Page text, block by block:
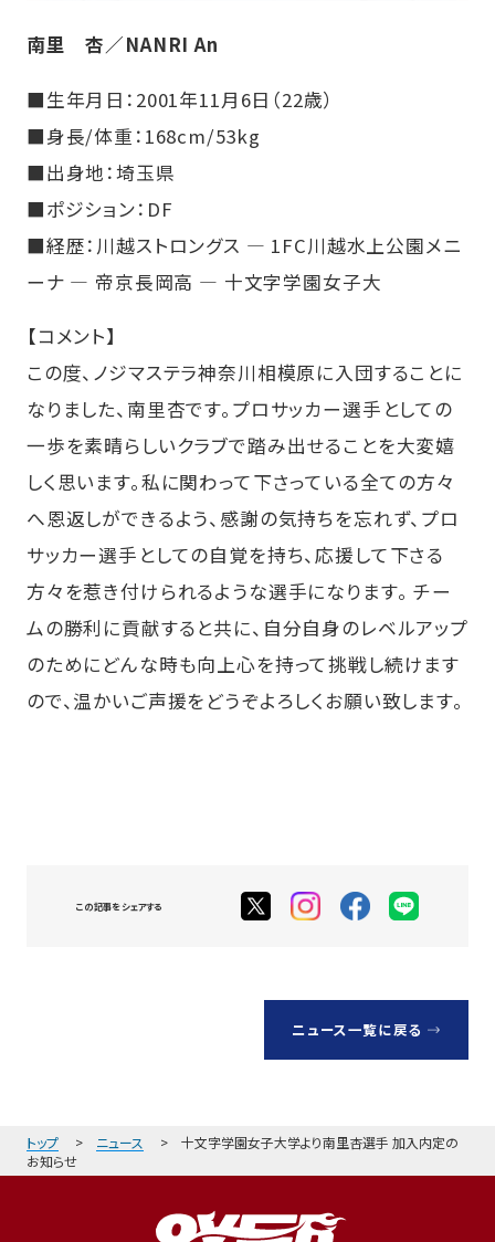
南里 杏／NANRI An
■生年月日：2001年11月6日（22歳）
■身長/体重：168cm/53kg
■出身地：埼玉県
■ポジション：DF
■経歴：川越ストロングス ― 1FC川越水上公園メニ
ーナ ― 帝京長岡高 ― 十文字学園女子大
【コメント】
この度、ノジマステラ神奈川相模原に入団することに
なりました、南里杏です。プロサッカー選手としての
一歩を素晴らしいクラブで踏み出せることを大変嬉
しく思います。私に関わって下さっている全ての方々
へ恩返しができるよう、感謝の気持ちを忘れず、プロ
サッカー選手としての自覚を持ち、応援して下さる
方々を惹き付けられるような選手になります。 チー
ムの勝利に貢献すると共に、自分自身のレベルアップ
のためにどんな時も向上心を持って挑戦し続けます
ので、温かいご声援をどうぞよろしくお願い致します。
この記事をシェアする
ニュース一覧に戻る
トップ ニュース
十文字学園女子大学より南里杏選手 加入内定の
お知らせ